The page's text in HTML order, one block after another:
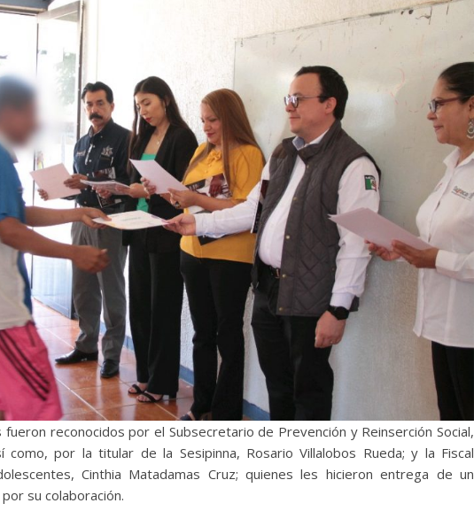
reconocidos por el Subsecretario de Prevención y Reinserción Social,
como, por la titular de la Sesipinna, Rosario Villalobos Rueda; y la Fiscal
Cinthia Matadamas Cruz; quienes les hicieron entrega de un
su colaboración.